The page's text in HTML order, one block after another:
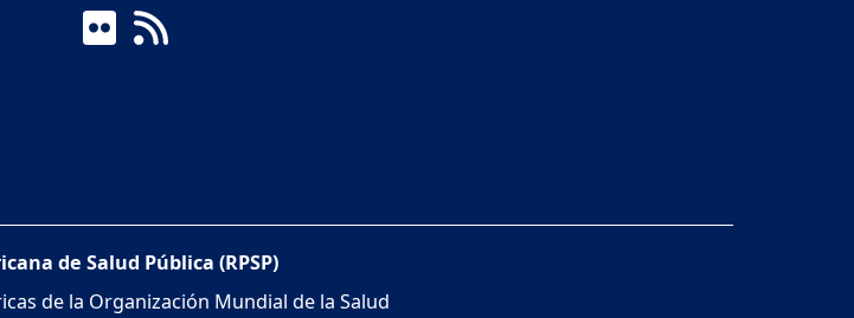
de Salud Pública (RPSP)
de la Organización Mundial de la Salud